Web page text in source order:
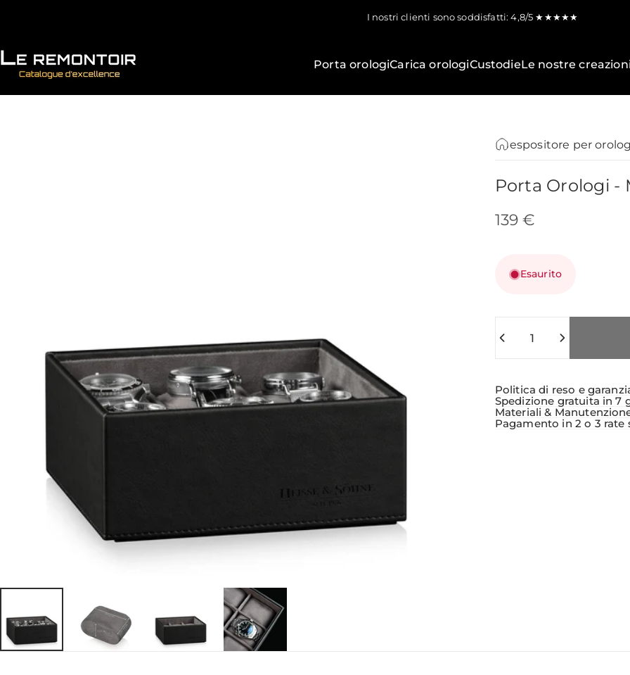
I nostri clienti sono soddisfatti: 4,8/5 ★★★★★
Le Remontoir : Porta Orologi Porta orologiCarica orologiCustodieLe nostre
espositore per
Porta Orologi -
139 €
Esaurito
Politica di reso e
Spedizione gratuita in 7
Materiali &
Pagamento in 2 o 3 rate